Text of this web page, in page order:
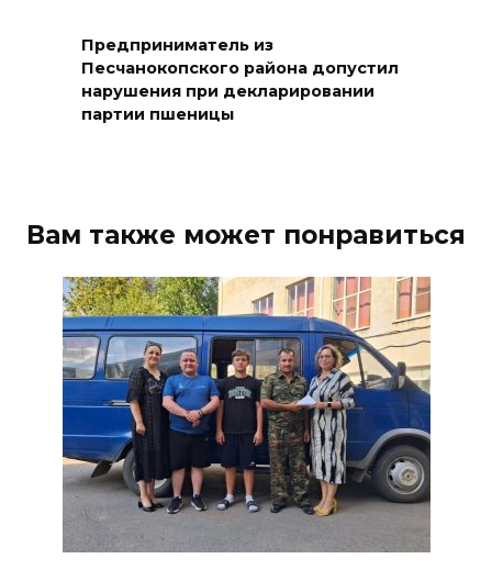
Юрий Слюсарь поздравил
строителей с
финансовой грамотности
могут признать лучшими в
стране
09 августа 2026 11:43
Донской колледж закупил
комплексы БПЛА для
обучения пилотированию
09 августа 2026 10:50
Предприниматель из
Песчанокопского района допустил
нарушения при декларировании
партии пшеницы
Вам также может понравиться